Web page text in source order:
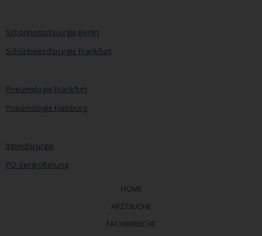
Schönheitschirurgie Berlin
Schönheitschirurgie Frankfurt
Pneumologie Frankfurt
Pneumologie Hamburg
Intimchirurgie
PO-Vergrößerung
HOME
ARZTSUCHE
FACHBEREICHE